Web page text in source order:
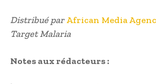
Distribué par African Media
Target Malaria
Notes aux rédacteurs :